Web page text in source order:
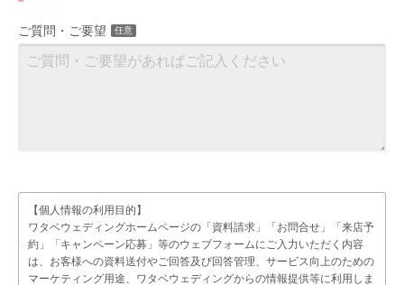
ご質問・ご要望 任意
【個人情報の利用目的】
ワタベウェディングホームページの「資料請求」「お問合せ」「来店予
約」「キャンペーン応募」等のウェブフォームにご入力いただく内容
は、お客様への資料送付やご回答及び回答管理、サービス向上のための
マーケティング用途、ワタベウェディングからの情報提供等に利用しま